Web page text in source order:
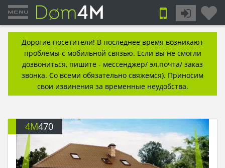
Дорогие посетители! В последнее время возникают
проблемы с мобильной связью. Если вы не смогли
дозвониться, пишите - мессенджер/ эл.почта/ заказ
звонка. Со всеми обязательно свяжемся). Приносим
свои извинения за временные неудобства.
4M470